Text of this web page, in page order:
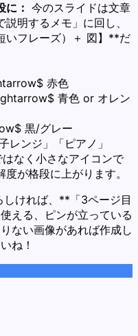
に： 今のスライドは文章
明するメモ」に回し、
いフレーズ）＋ 図】**だ
赤色
青色 or オレン
黒/グレー
レンジ」「ピアノ」
はなく小さなアイコンで
が格段に上がります。
しければ、**「3ページ目
える、ピンが立っている
ない画像があれば作成し
ね！